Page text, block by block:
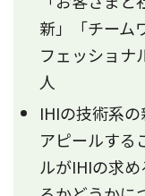
新」「チーム
フェッショナ
人
IHIの技術系
アピールする
ルがIHIの求